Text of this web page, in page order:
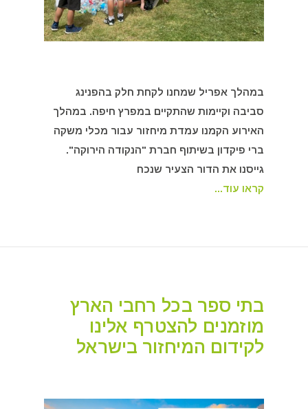
במהלך אפריל שמחנו לקחת חלק בהפנינג
סביבה וקיימות שהתקיים במפרץ חיפה. במהלך
האירוע הקמנו עמדת מיחזור עבור מכלי משקה
ברי פיקדון בשיתוף חברת "הנקודה הירוקה".
גייסנו את הדור הצעיר שנכח
קראו עוד...
בתי ספר בכל רחבי הארץ
מוזמנים להצטרף אלינו
לקידום המיחזור בישראל